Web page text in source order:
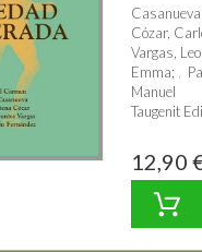
Cózar,
Vargas,
Emma;
Manuel
Taugenit
12,90